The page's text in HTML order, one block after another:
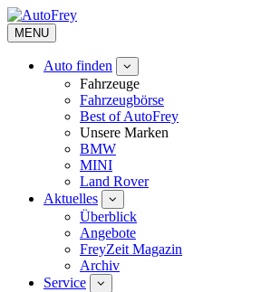
MENU
Auto finden
Fahrzeuge
Fahrzeugbörse
Best of AutoFrey
Unsere Marken
BMW
MINI
Land Rover
Aktuelles
Überblick
Angebote
FreyZeit Magazin
Archiv
Service